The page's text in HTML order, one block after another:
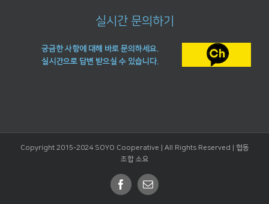
실시간 문의하기
궁금한 사항에 대해 바로 문의하세요.
실시간으로 답변 받으실 수 있습니다.
Copyright 2015-2024 SOYO Cooperative | All Rights Reserved | 협동
조합 소요
Facebook
Email